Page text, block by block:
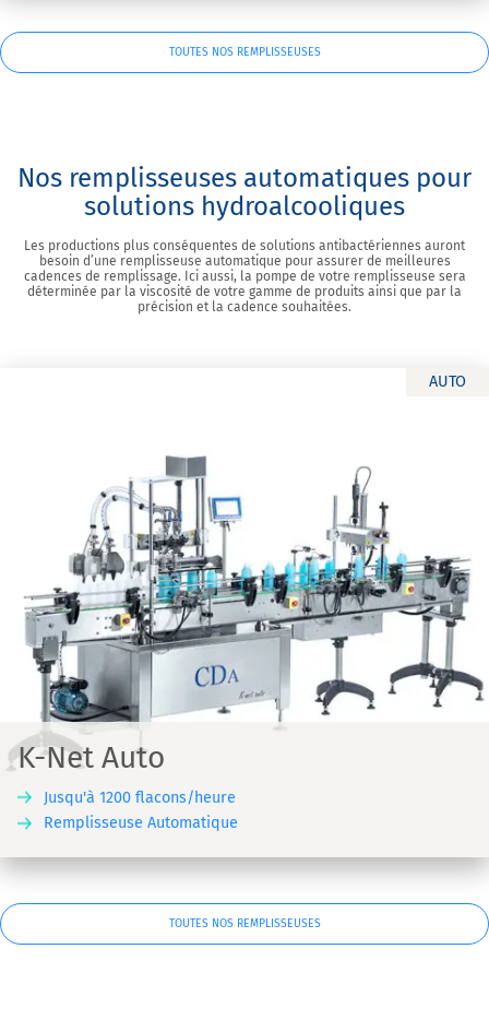
TOUTES NOS REMPLISSEUSES
Nos remplisseuses automatiques pour
solutions hydroalcooliques
Les productions plus conséquentes de solutions antibactériennes auront
besoin d’une remplisseuse automatique pour assurer de meilleures
cadences de remplissage. Ici aussi, la pompe de votre remplisseuse sera
déterminée par la viscosité de votre gamme de produits ainsi que par la
précision et la cadence souhaitées.
AUTO
K-Net Auto
Jusqu'à 1200 flacons/heure
Remplisseuse Automatique
TOUTES NOS REMPLISSEUSES